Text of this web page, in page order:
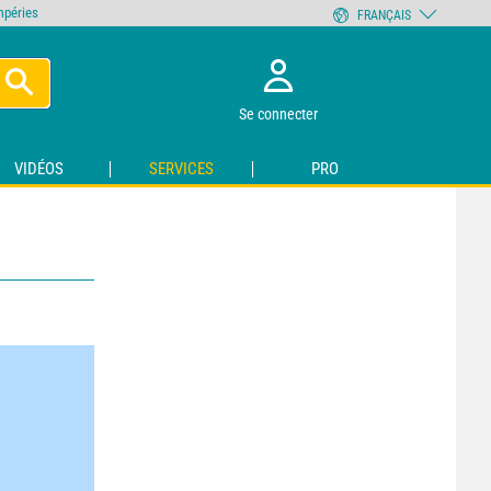
Se connecter
VIDÉOS SERVICES PRO
FRANÇAIS